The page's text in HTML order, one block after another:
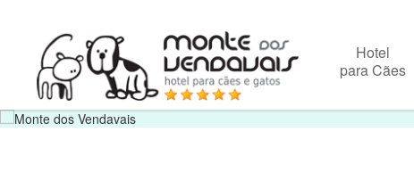
Hotel
para Cães